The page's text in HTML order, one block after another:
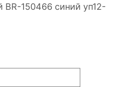
150466 синий уп12-